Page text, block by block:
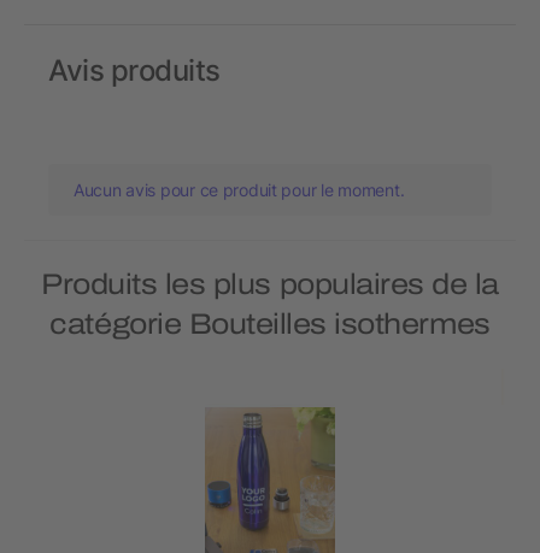
Avis produits
Aucun avis pour ce produit pour le moment.
Produits les plus populaires de la
catégorie Bouteilles isothermes